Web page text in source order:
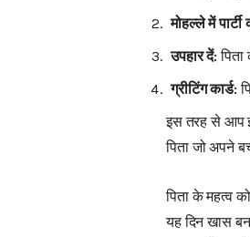
मोहल्ले में
उपहार दें:
ग्रीटिंग कार्ड:
इस तरह से आप
पिता जो अपने
पिता के महत्व
यह दिन खास